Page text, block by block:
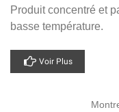
Produit concentré et
basse température.
Voir Plus